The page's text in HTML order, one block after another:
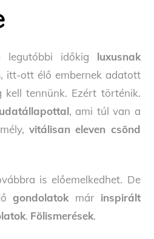
legutóbbi időkig luxusnak
itt-ott élő embernek adatott
kell tennünk. Ezért történik.
, ami túl van a
vitálisan eleven csönd
is előemelkedhet. De
gondolatok már inspirált
. Fölismerések.